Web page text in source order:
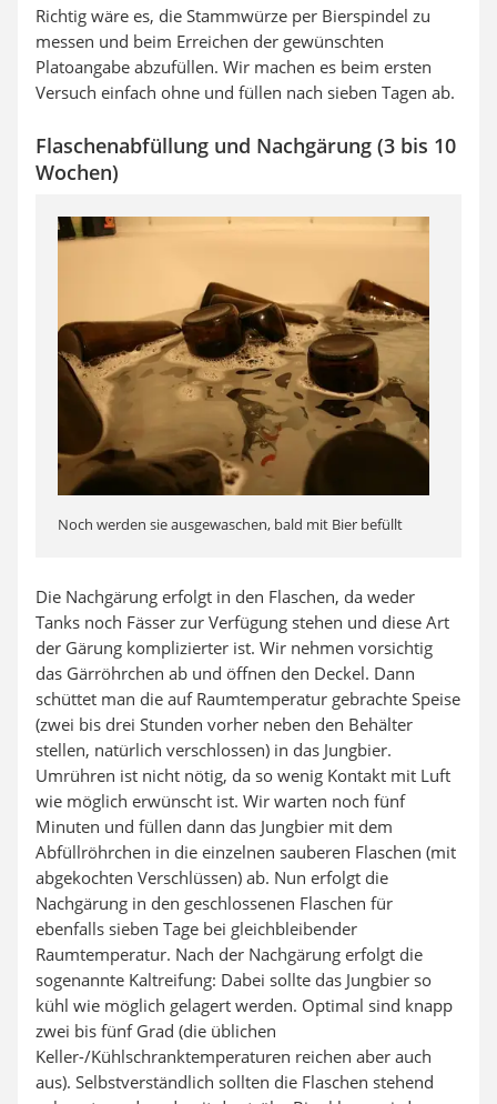
Richtig wäre es, die Stammwürze per Bierspindel zu
messen und beim Erreichen der gewünschten
Platoangabe abzufüllen. Wir machen es beim ersten
Versuch einfach ohne und füllen nach sieben Tagen ab.
Flaschenabfüllung und Nachgärung (3 bis 10
Wochen)
Noch werden sie ausgewaschen, bald mit Bier befüllt
Die Nachgärung erfolgt in den Flaschen, da weder
Tanks noch Fässer zur Verfügung stehen und diese Art
der Gärung komplizierter ist. Wir nehmen vorsichtig
das Gärröhrchen ab und öffnen den Deckel. Dann
schüttet man die auf Raumtemperatur gebrachte Speise
(zwei bis drei Stunden vorher neben den Behälter
stellen, natürlich verschlossen) in das Jungbier.
Umrühren ist nicht nötig, da so wenig Kontakt mit Luft
wie möglich erwünscht ist. Wir warten noch fünf
Minuten und füllen dann das Jungbier mit dem
Abfüllröhrchen in die einzelnen sauberen Flaschen (mit
abgekochten Verschlüssen) ab. Nun erfolgt die
Nachgärung in den geschlossenen Flaschen für
ebenfalls sieben Tage bei gleichbleibender
Raumtemperatur. Nach der Nachgärung erfolgt die
sogenannte Kaltreifung: Dabei sollte das Jungbier so
kühl wie möglich gelagert werden. Optimal sind knapp
zwei bis fünf Grad (die üblichen
Keller-/Kühlschranktemperaturen reichen aber auch
aus). Selbstverständlich sollten die Flaschen stehend